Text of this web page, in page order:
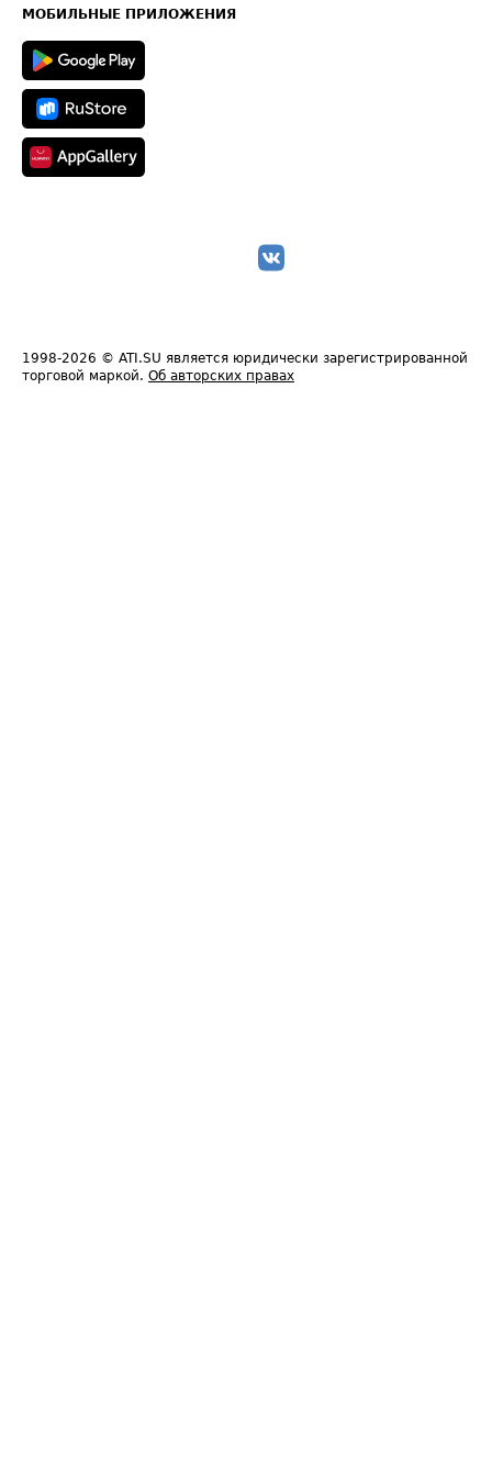
Техническая информация
МОБИЛЬНЫЕ ПРИЛОЖЕНИЯ
1998-2026 © ATI.SU является юридически зарегистрированной
торговой маркой. Об авторских правах